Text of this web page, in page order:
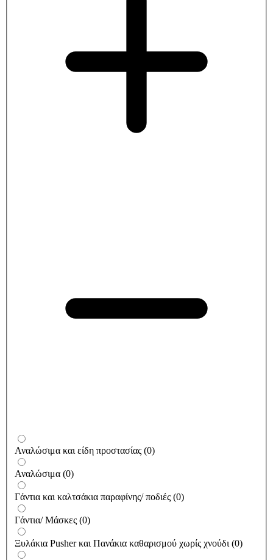
Αναλώσιμα και είδη προστασίας (0)
Αναλώσιμα (0)
Γάντια και καλτσάκια παραφίνης/ ποδιές (0)
Γάντια/ Μάσκες (0)
Ξυλάκια Pusher και Πανάκια καθαρισμού χωρίς χνούδι (0)